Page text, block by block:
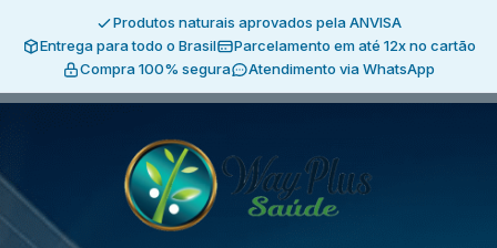
Produtos naturais aprovados pela ANVISA
Entrega para todo o Brasil
Parcelamento em até 12x no cartão
Compra 100% segura
Atendimento via WhatsApp